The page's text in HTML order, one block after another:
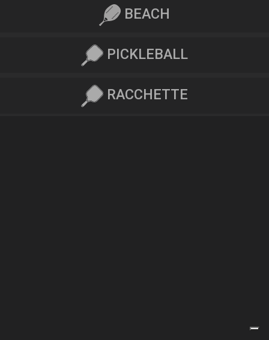
BEACH
PICKLEBALL
RACCHETTE